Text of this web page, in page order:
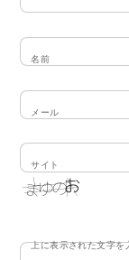
名前
メール
サイト
上に表示された文字を